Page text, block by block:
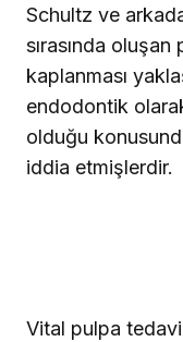
Schultz ve
sırasında oluşan
kaplanması
endodontik
olduğu
iddia etmişlerdir.
Vital pulpa